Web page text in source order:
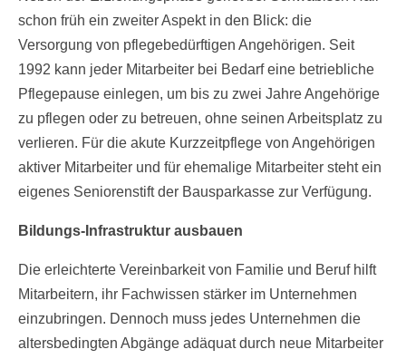
schon früh ein zweiter Aspekt in den Blick: die
Versorgung von pflegebedürftigen Angehörigen. Seit
1992 kann jeder Mitarbeiter bei Bedarf eine betriebliche
Pflegepause einlegen, um bis zu zwei Jahre Angehörige
zu pflegen oder zu betreuen, ohne seinen Arbeitsplatz zu
verlieren. Für die akute Kurzzeitpflege von Angehörigen
aktiver Mitarbeiter und für ehemalige Mitarbeiter steht ein
eigenes Seniorenstift der Bausparkasse zur Verfügung.
Bildungs-Infrastruktur ausbauen
Die erleichterte Vereinbarkeit von Familie und Beruf hilft
Mitarbeitern, ihr Fachwissen stärker im Unternehmen
einzubringen. Dennoch muss jedes Unternehmen die
altersbedingten Abgänge adäquat durch neue Mitarbeiter